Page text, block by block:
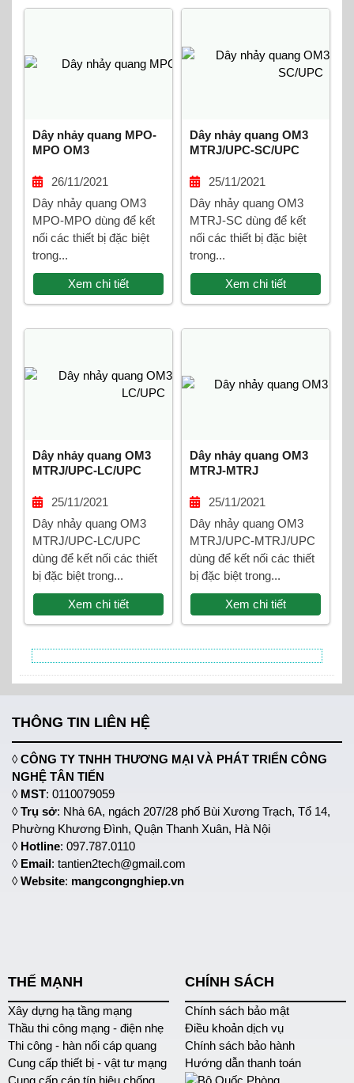
Dây nhảy quang MPO-
MPO OM3
26/11/2021
Dây nhảy quang OM3
MPO-MPO dùng để kết
nối các thiết bị đặc biệt
trong...
Xem chi tiết
Dây nhảy quang OM3
MTRJ/UPC-SC/UPC
25/11/2021
Dây nhảy quang OM3
MTRJ-SC dùng để kết
nối các thiết bị đặc biệt
trong...
Xem chi tiết
Dây nhảy quang OM3
MTRJ/UPC-LC/UPC
25/11/2021
Dây nhảy quang OM3
MTRJ/UPC-LC/UPC
dùng để kết nối các thiết
bị đặc biệt trong...
Xem chi tiết
Dây nhảy quang OM3
MTRJ-MTRJ
25/11/2021
Dây nhảy quang OM3
MTRJ/UPC-MTRJ/UPC
dùng để kết nối các thiết
bị đặc biệt trong...
Xem chi tiết
THÔNG TIN LIÊN HỆ
◊CÔNG TY TNHH THƯƠNG MẠI VÀ PHÁT TRIỂN CÔNG
NGHỆ TÂN TIẾN
◊ MST: 0110079059
◊Trụ sở: Nhà 6A, ngách 207/28 phố Bùi Xương Trạch, Tổ 14,
Phường Khương Đình, Quận Thanh Xuân, Hà Nội
◊ Hotline: 097.787.0110
◊ Email: tantien2tech@gmail.com
◊Website: mangcongnghiep.vn
THẾ MẠNH
Xây dựng hạ tầng mạng
Thầu thi công mạng - điện nhẹ
Thi công - hàn nối cáp quang
Cung cấp thiết bị - vật tư mạng
Cung cấp cáp tín hiệu chống
CHÍNH SÁCH
Chính sách bảo mật
Điều khoản dịch vụ
Chính sách bảo hành
Hướng dẫn thanh toán